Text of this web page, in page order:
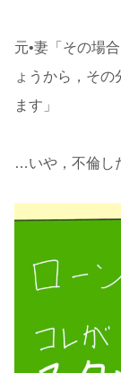
元•妻「その場
ょうから，そ
ます」
…いや，不倫し